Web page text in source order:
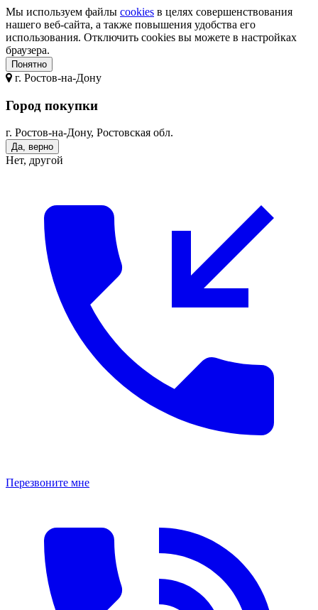
Мы используем файлы cookies в целях совершенствования
нашего веб-сайта, а также повышения удобства его
использования. Отключить cookies вы можете в настройках
браузера.
Понятно
г. Ростов-на-Дону
Город покупки
г. Ростов-на-Дону, Ростовская обл.
Да, верно
Нет, другой
Перезвоните мне